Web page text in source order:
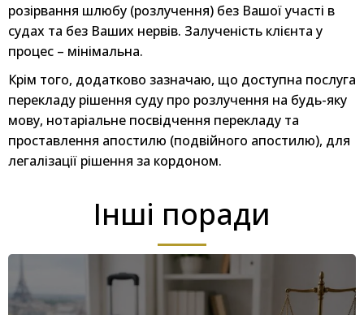
розірвання шлюбу (розлучення) без Вашої участі в
судах та без Ваших нервів. Залученість клієнта у
процес – мінімальна.
Крім того, додатково зазначаю, що доступна послуга
перекладу рішення суду про розлучення на будь-яку
мову, нотаріальне посвідчення перекладу та
проставлення апостилю (подвійного апостилю), для
легалізації рішення за кордоном.
Інші поради